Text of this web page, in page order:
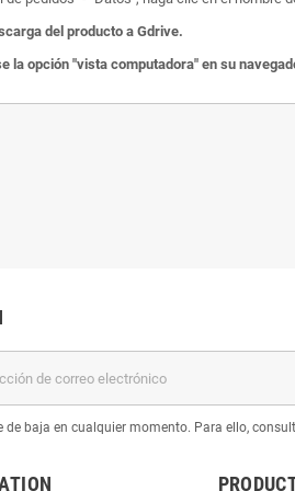
del producto a Gdrive.
la opción "vista computadora" en su
de baja en cualquier momento. Para ello,